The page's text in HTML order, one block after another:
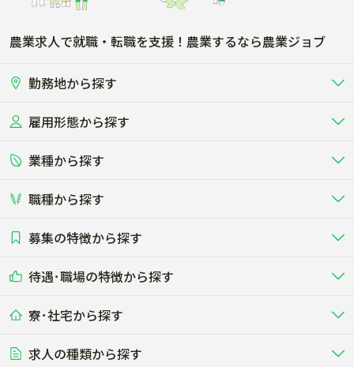
農業求人で就職・転職を支援！農業するなら農業ジョブ
勤務地から探す
北海道
関東
東海
雇用形態から探す
正社員 バイト・アルバイト・パート
短期アルバイト
その他（独立・副業など）
業種から探す
畜産（酪農･肉牛･養豚･養鶏など）
酪農
する牧場
養豚
る養豚場
畑・圃場で野菜・穀物を生産 ビニールハウスで多様な野菜の生産
稲作
農業資材･肥料
農場設備・肥料・飼料の生産・流
その他業種
職種から探す
農場･牧場･現場職
専門職（獣医師･人工授精師･
募集の特徴から探す
未経験歓迎
学歴不問
50代採用実績あり
待遇･職場の特徴から探す
社会保険完備
食事補助あり
寮･社宅から探す
単身寮あり
求人の種類から探す